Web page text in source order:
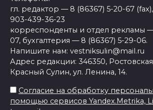
гл. редактор — 8 (86367) 5-20-67
903-439-36-23
корреспонденты и отдел рекламы
07, бухгалтерия — 8 (86367) 5-29-06.
Напишите нам: vestniksulin@mail.ru
Адрес редакции: 346350, Ростовская
Красный Сулин, ул. Ленина, 14.
Согласие на обработку
помощью сервисов Yandex.Metrika,